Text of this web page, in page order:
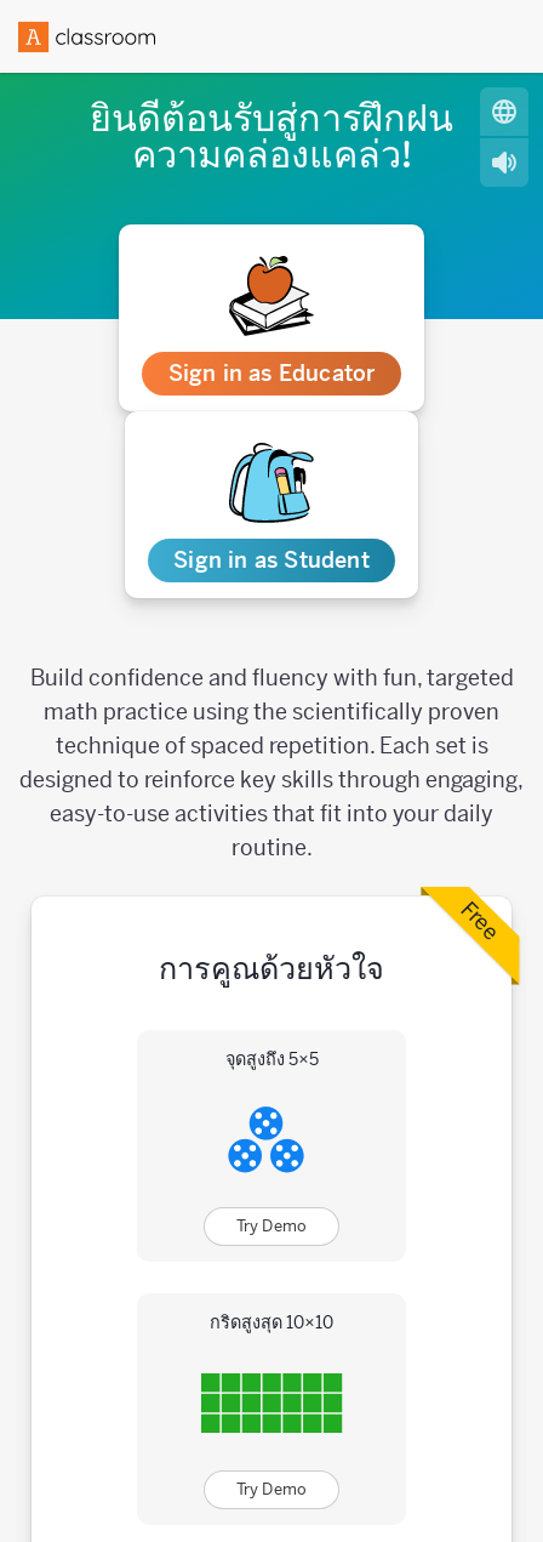
ยินดีต้อนรับสู่การฝึกฝน
ความคล่องแคล่ว!
Sign in as Educator
Sign in as Student
Build confidence and fluency with fun, targeted
math practice using the scientifically proven
technique of spaced repetition. Each set is
designed to reinforce key skills through engaging,
easy-to-use activities that fit into your daily
routine.
Free
การคูณด้วยหัวใจ
จุดสูงถึง 5×5
Try Demo
กริดสูงสุด 10×10
Try Demo